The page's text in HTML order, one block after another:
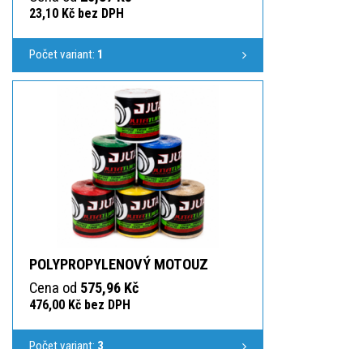
23,10 Kč bez DPH
Počet variant: 1
POLYPROPYLENOVÝ MOTOUZ
Cena od 575,96 Kč
476,00 Kč bez DPH
Počet variant: 3